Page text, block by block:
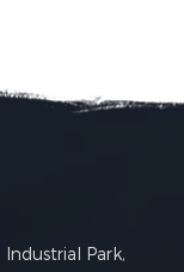
speziell für
Industrial Park,